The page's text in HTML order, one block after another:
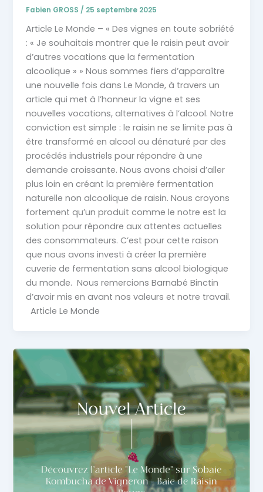
Fabien GROSS / 25 septembre 2025
Article Le Monde – « Des vignes en toute sobriété
: « Je souhaitais montrer que le raisin peut avoir
d’autres vocations que la fermentation
alcoolique » » Nous sommes fiers d’apparaître
une nouvelle fois dans Le Monde, à travers un
article qui met à l’honneur la vigne et ses
nouvelles vocations, alternatives à l’alcool. Notre
conviction est simple : le raisin ne se limite pas à
être transformé en alcool ou dénaturé par des
procédés industriels pour répondre à une
demande croissante. Nous avons choisi d’aller
plus loin en créant la première fermentation
naturelle non alcoolique de raisin. Nous croyons
fortement qu’un produit comme le notre est la
solution pour répondre aux attentes actuelles
des consommateurs. C’est pour cette raison
que nous avons investi à créer la première
cuverie de fermentation sans alcool biologique
du monde. Nous remercions Barnabé Binctin
d’avoir mis en avant nos valeurs et notre travail.
Article Le Monde